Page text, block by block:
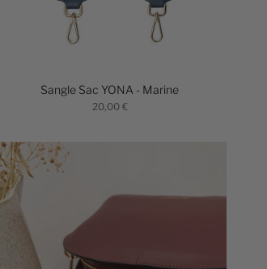
Sangle Sac YONA - Marine
20,00 €